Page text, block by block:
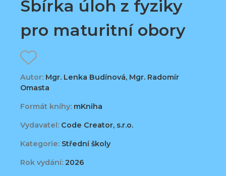
Sbírka úloh z fyziky
pro maturitní obory
Autor: Mgr. Lenka Budínová, Mgr. Radomír
Omasta
Formát knihy: mKniha
Vydavatel: Code Creator, s.r.o.
Kategorie: Střední školy
Rok vydání: 2026